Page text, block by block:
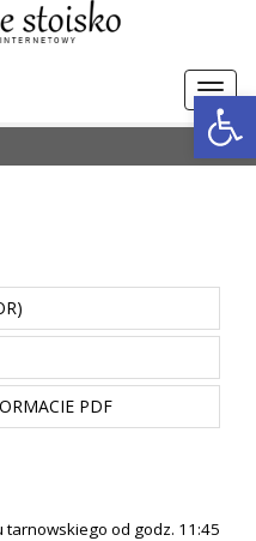
PDF
tarnowskiego od godz. 11:45